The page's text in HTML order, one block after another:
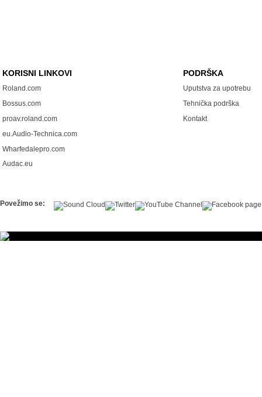
KORISNI LINKOVI
Roland.com
Bossus.com
proav.roland.com
eu.Audio-Technica.com
Wharfedalepro.com
Audac.eu
PODRŠKA
Uputstva za upotrebu
Tehnička podrška
Kontakt
Povežimo se: